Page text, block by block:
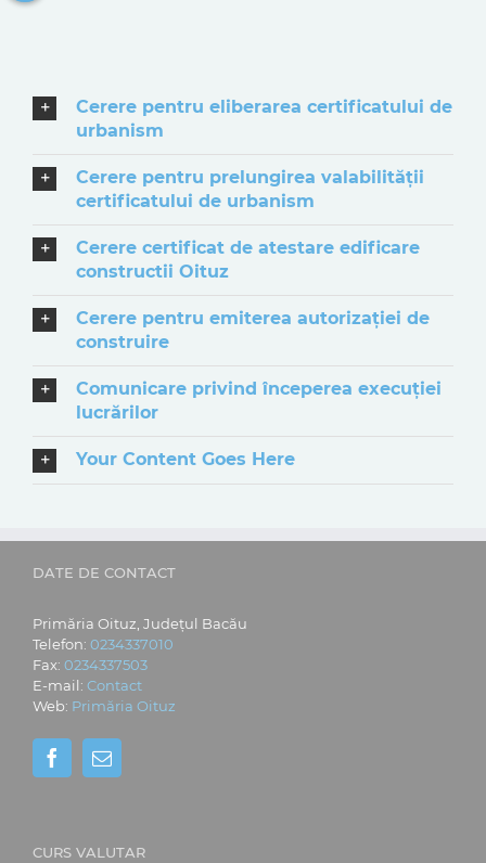
Cerere pentru eliberarea certificatului de
urbanism
Cerere pentru prelungirea valabilităţii
certificatului de urbanism
Cerere certificat de atestare edificare
constructii Oituz
Cerere pentru emiterea autorizaţiei de
construire
Comunicare privind începerea execuţiei
lucrărilor
Your Content Goes Here
DATE DE CONTACT
Primăria Oituz, Județul Bacău
Telefon: 0234337010
Fax: 0234337503
E-mail: Contact
Web: Primăria Oituz
CURS VALUTAR